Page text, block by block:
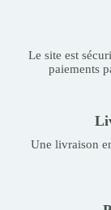
Le site est
paiements
Une livraison